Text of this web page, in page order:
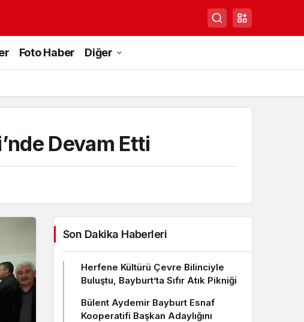
Foto Haber Diğer
Devam Etti
Son Dakika Haberleri
Herfene Kültürü Çevre Bilinciyle
Buluştu, Bayburt’ta Sıfır Atık Pikniği
Bülent Aydemir Bayburt Esnaf
Kooperatifi Başkan Adaylığını